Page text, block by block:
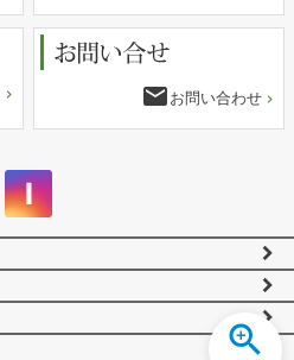
email お問い合わせ